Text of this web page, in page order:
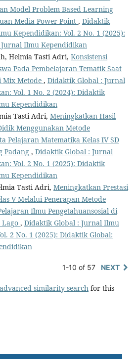
Model Problem Based Learning
Media Power Point , Didaktik
Kependidikan: Vol. 2 No. 1 (2025):
Ilmu Kependidikan
Helmia Tasti Adri, Konsistensi
Pada Pembelajaran Tematik Saat
Mix Metode , Didaktik Global : Jurnal
Vol. 1 No. 2 (2024): Didaktik
Kependidikan
Tasti Adri, Meningkatkan Hasil
Menggunakan Metode
Pelajaran Matematika Kelas IV SD
Padang , Didaktik Global : Jurnal
Vol. 2 No. 1 (2025): Didaktik
Kependidikan
Tasti Adri, Meningkatkan Prestasi
V Melalui Penerapan Metode
Ilmu Pengetahuansosial di
Lago , Didaktik Global : Jurnal Ilmu
2 No. 1 (2025): Didaktik Global:
1-10 of 57 NEXT
similarity searchfor this